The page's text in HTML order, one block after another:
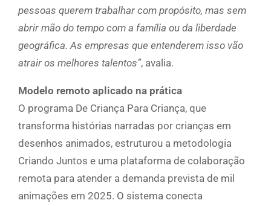
pessoas querem trabalhar com propósito, mas sem
abrir mão do tempo com a família ou da liberdade
geográfica. As empresas que entenderem isso vão
atrair os melhores talentos”, avalia.
Modelo remoto aplicado na prática
O programa De Criança Para Criança, que
transforma histórias narradas por crianças em
desenhos animados, estruturou a metodologia
Criando Juntos e uma plataforma de colaboração
remota para atender a demanda prevista de mil
animações em 2025. O sistema conecta